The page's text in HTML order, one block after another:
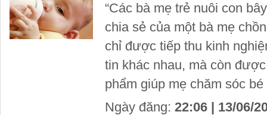
“Các bà mẹ trẻ nuôi con
chia sẻ của một bà mẹ
chỉ được tiếp thu kinh
tin khác nhau, mà còn
phẩm giúp mẹ chăm sóc
Ngày đăng: 22:06 | 13/06/